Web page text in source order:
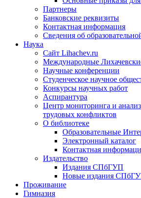
Партнеры
Банковские реквизиты
Контактная информация
Сведения об
Наука
Сайт Lihachev.ru
Международные
Научные конференции
Студенческое научное
Конкурсы научных работ
Аспирантура
Центр мониторинга и
трудовых конфликтов
О библиотеке
Образовательные
Электронный каталог
Контактная
Издательство
Издания СПбГУП
Новые издания
Проживание
Гимназия